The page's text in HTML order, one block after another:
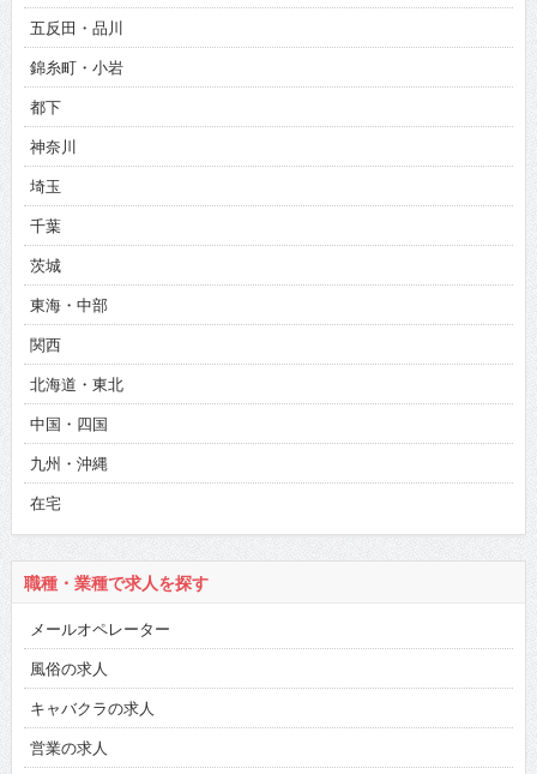
五反田・品川
錦糸町・小岩
都下
神奈川
埼玉
千葉
茨城
東海・中部
関西
北海道・東北
中国・四国
九州・沖縄
在宅
職種・業種で求人を探す
メールオペレーター
風俗の求人
キャバクラの求人
営業の求人